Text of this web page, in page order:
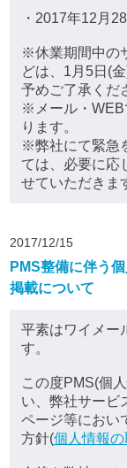
・2017年12月
※休業期間中の
どは、1月5日(
予めご了承くだ
※メール・WEB
ります。
※弊社にて緊急
ては、必要に応
せていただきま
2017/12/15
PMS整備に伴う
掲載について
平素はワイメー
す。
この度PMS(個
い、弊社サービ
ページ等におい
方針(個人情報